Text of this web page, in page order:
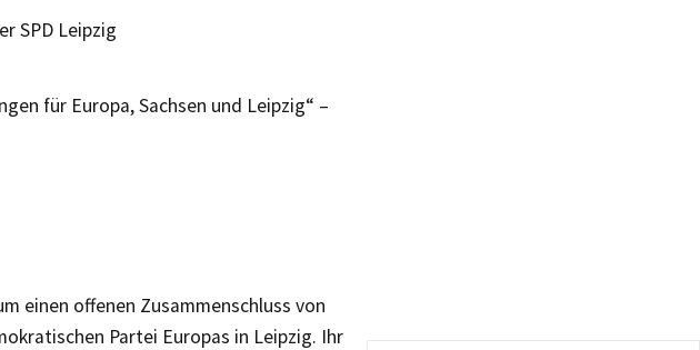
SPD Leipzig
für Europa, Sachsen und Leipzig“ –
einen offenen Zusammenschluss von
Partei Europas in Leipzig. Ihr